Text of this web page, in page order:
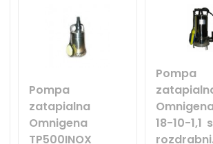
Pompa
zatapialna
Omnigena
TP500INOX
Pompa
18-10-1,1